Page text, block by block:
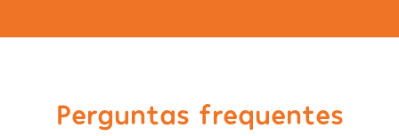
Perguntas frequentes